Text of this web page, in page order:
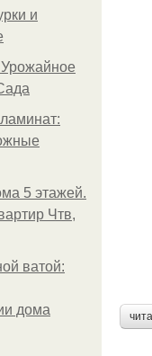
и
5 этажей.
Чтв,
ватой:
дома